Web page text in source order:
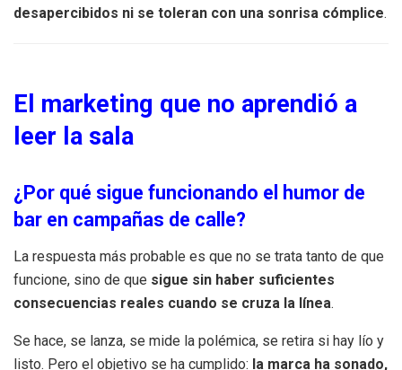
desapercibidos ni se toleran con una sonrisa cómplice.
El marketing que no aprendió a
leer la sala
¿Por qué sigue funcionando el humor de
bar en campañas de calle?
La respuesta más probable es que no se trata tanto de que
funcione, sino de que sigue sin haber suficientes
consecuencias reales cuando se cruza la línea.
Se hace, se lanza, se mide la polémica, se retira si hay lío y
listo. Pero el objetivo se ha cumplido: la marca ha sonado,